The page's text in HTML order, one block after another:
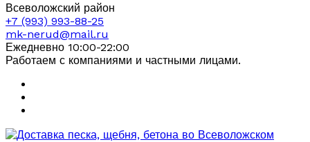
Всеволожский район
+7 (993) 993-88-25
mk-nerud@mail.ru
Ежедневно 10:00-22:00
Работаем с компаниями и частными лицами.